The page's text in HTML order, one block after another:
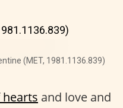
(MET, 1981.1136.839)
hearts and love and